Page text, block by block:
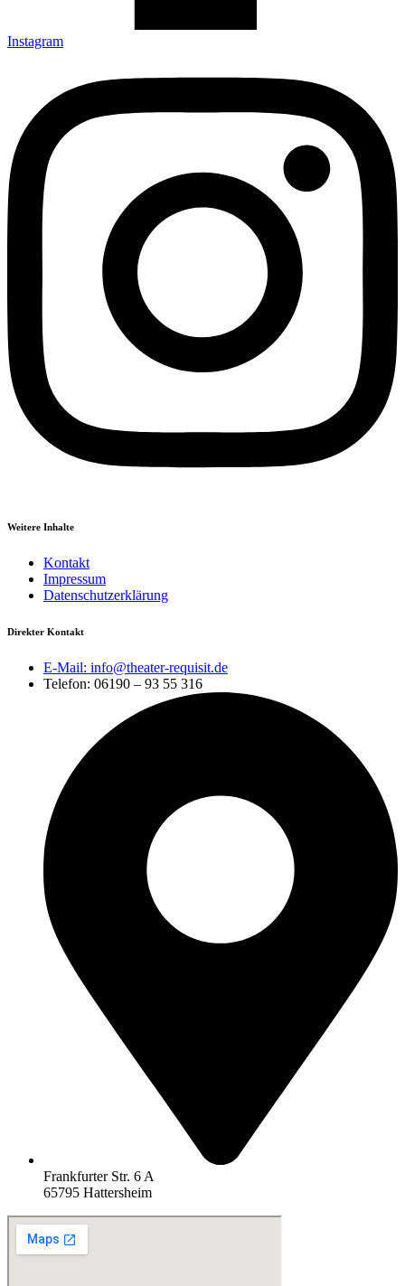
Instagram
Weitere Inhalte
Kontakt
Impressum
Datenschutzerklärung
Direkter Kontakt
E-Mail: info@theater-requisit.de
Telefon: 06190 – 93 55 316
Frankfurter Str. 6 A
65795 Hattersheim